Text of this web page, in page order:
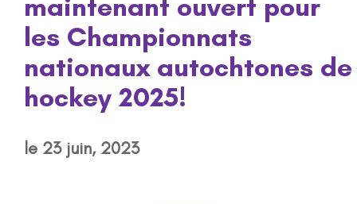
maintenant ouvert pour
les Championnats
nationaux autochtones de
hockey 2025!
le 23 juin, 2023
Programmes
Prix